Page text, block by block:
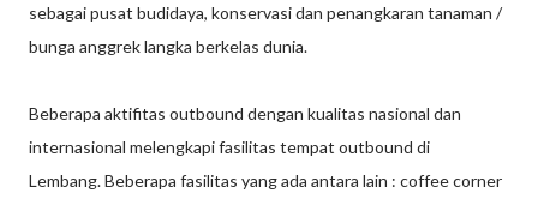
sebagai pusat budidaya, konservasi dan penangkaran tanaman /
bunga anggrek langka berkelas dunia.
Beberapa aktifitas outbound dengan kualitas nasional dan
internasional melengkapi fasilitas tempat outbound di
Lembang. Beberapa fasilitas yang ada antara lain : coffee corner